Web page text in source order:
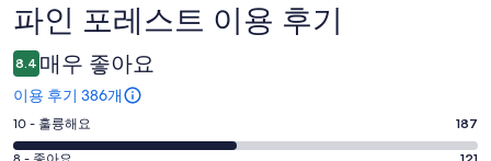
이
용
후
기
파인 포레스트 이용 후기
8.4 매우 좋아요
이용 후기 386개
평
점
10 - 훌륭해요 187